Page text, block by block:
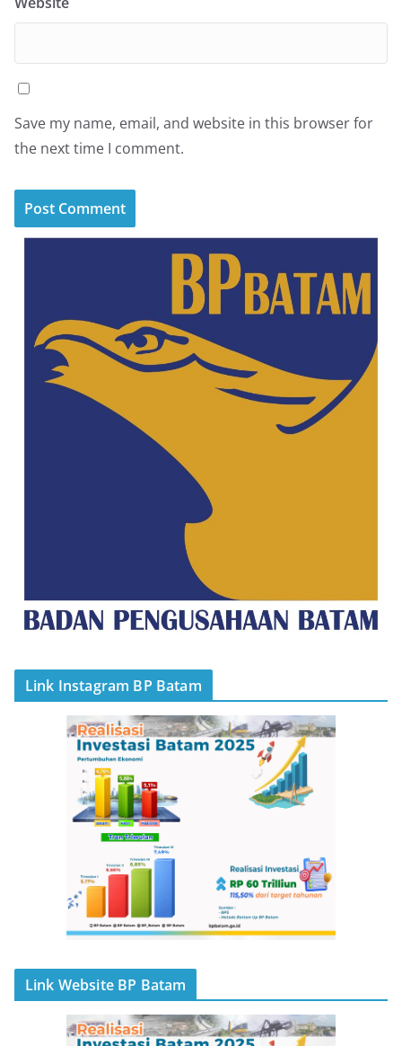
Save my name, email, and website in this browser for
the next time I comment.
Link Instagram BP Batam
Link Website BP Batam